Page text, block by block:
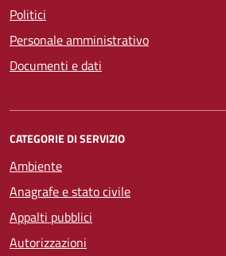
Politici
Personale amministrativo
Documenti e dati
CATEGORIE DI SERVIZIO
Ambiente
Anagrafe e stato civile
Appalti pubblici
Autorizzazioni